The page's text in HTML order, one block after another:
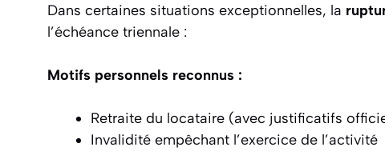
Dans certaines situations exceptionnelles, la
l’échéance triennale :
Motifs personnels reconnus :
Retraite du locataire (avec justificatifs
Invalidité empêchant l’exercice de l’activité